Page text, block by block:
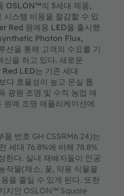
OSLON™의 5세대 제품,
스템 비용을 절감할 수 있
Red 원예용 LED을 출시했
Photon Flux,
션을 통해 고객의 수요를 기
신을 하고 있다. 새로운
LED는 기존 세대
다 효율성이 높고 온실 톱
광원 조명 및 수직 농업 애
원예 조명 애플리케이션에
번호 GH CSSRM6.24)는
세대 76.8%에 비해 78.8%
한다. 실내 재배자들이 인공
작물(채소, 꽃, 약용 식물을
을 줄일 수 있게 된다. 또한
지인 OSLON™ Square